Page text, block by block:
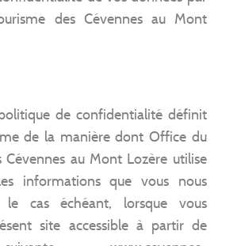
des Cévennes au Mont
de confidentialité définit
de la manière dont Office du
Cévennes au Mont Lozère utilise
informations que vous nous
le cas échéant, lorsque vous
site accessible à partir de